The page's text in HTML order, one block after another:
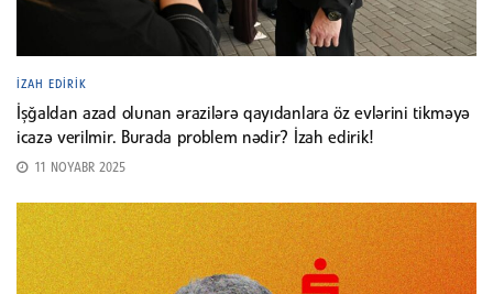
İZAH EDIRIK
İşğaldan azad olunan ərazilərə qayıdanlara öz evlərini tikməyə
icazə verilmir. Burada problem nədir? İzah edirik!
11 NOYABR 2025